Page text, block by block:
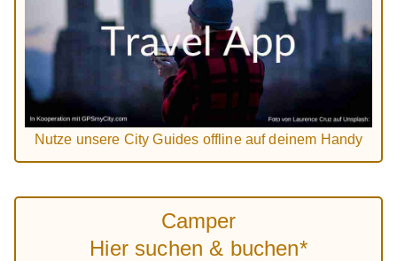
Nutze unsere City Guides offline auf deinem Handy
Camper
Hier suchen & buchen*